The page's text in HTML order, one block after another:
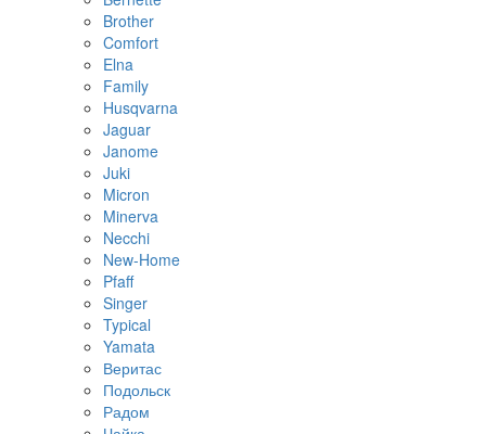
Brother
Comfort
Elna
Family
Husqvarna
Jaguar
Janome
Juki
Micron
Minerva
Necchi
New-Home
Pfaff
Singer
Typical
Yamata
Веритас
Подольск
Радом